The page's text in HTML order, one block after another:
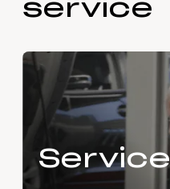
service
Service